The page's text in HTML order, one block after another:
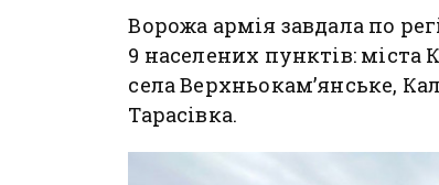
Ворожа армія завдала по
9 населених пунктів: міста
села Верхньокам’янське,
Тарасівка.